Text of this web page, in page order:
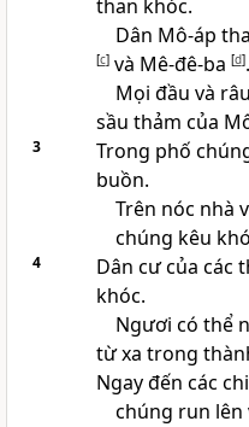
than khóc.
Dân Mô-áp
[c]và Mê-đê-ba [d].
Mọi đầu và
sầu thảm của
3
Trong phố
buồn.
Trên nóc nhà
chúng kêu
4
Dân cư của các
khóc.
Ngươi có thể
từ xa trong
Ngay đến các
chúng run lên